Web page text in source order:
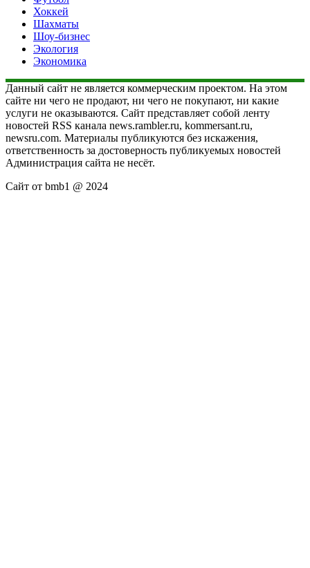
Хоккей
Шахматы
Шоу-бизнес
Экология
Экономика
Данный сайт не является коммерческим проектом. На этом
сайте ни чего не продают, ни чего не покупают, ни какие
услуги не оказываются. Сайт представляет собой ленту
новостей RSS канала news.rambler.ru, kommersant.ru,
newsru.com. Материалы публикуются без искажения,
ответственность за достоверность публикуемых новостей
Администрация сайта не несёт.
Сайт от bmb1 @ 2024